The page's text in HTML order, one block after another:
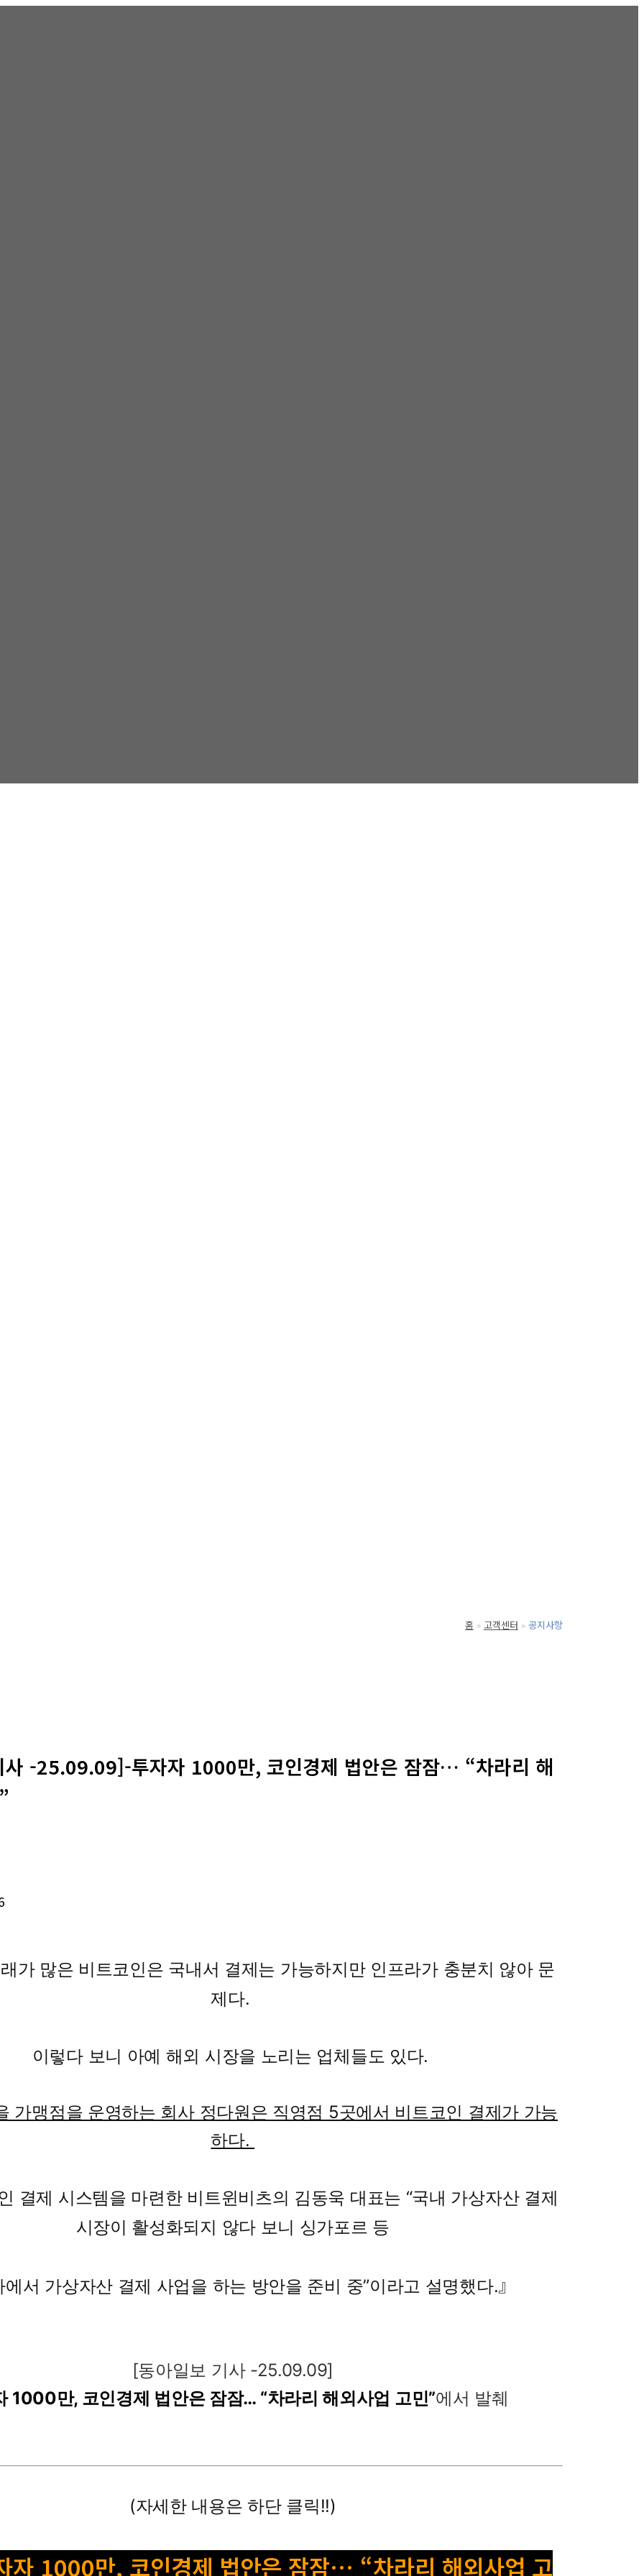
홈 고객센터 공지사항
사 -25.09.09]-투자자 1000만, 코인경제 법안은 잠잠… “차라리 해
가 많은 비트코인은 국내서 결제는 가능하지만 인프라가 충분치 않아 문
제다.
이렇다 보니 아예 해외 시장을 노리는 업체들도 있다.
가맹점을 운영하는 회사 정다원은 직영점 5곳에서 비트코인 결제가 가능
하다.
결제 시스템을 마련한 비트윈비츠의 김동욱 대표는 “국내 가상자산 결제
시장이 활성화되지 않다 보니 싱가포르 등
에서 가상자산 결제 사업을 하는 방안을 준비 중”이라고 설명했다.』
[동아일보 기사 -25.09.09]
1000만, 코인경제 법안은 잠잠… “차라리 해외사업 고민”에서 발췌
(자세한 내용은 하단 클릭!!)
자 1000만, 코인경제 법안은 잠잠… “차라리 해외사업 고